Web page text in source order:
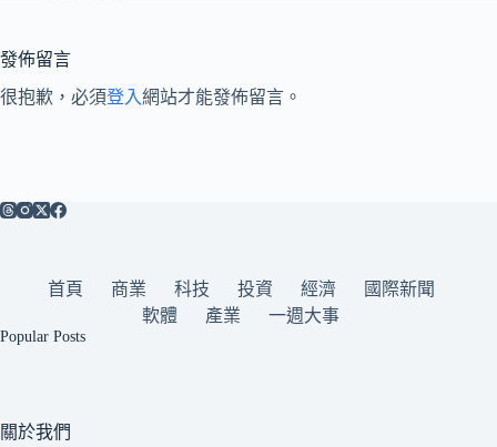
發佈留言
很抱歉，必須登入網站才能發佈留言。
首頁 商業 科技 投資 經濟
國際新聞
軟體
產業 一週大事
Popular Posts
關於我們